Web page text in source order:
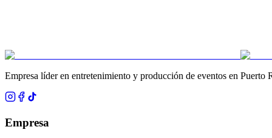
Empresa líder en entretenimiento y producción de eventos en Puerto
Empresa